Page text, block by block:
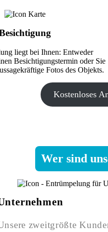
liegt bei Ihnen: Entweder
Besichtigungstermin oder Sie
Fotos des Objekts.
Kostenloses
Wer sind
zweitgrößte